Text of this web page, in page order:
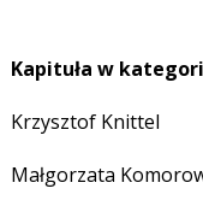
Kapituła w
Krzysztof Knittel
Małgorzata